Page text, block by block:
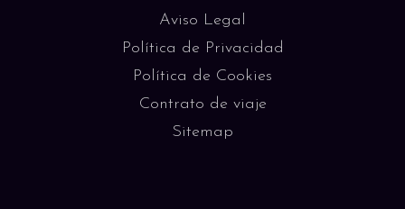
Aviso Legal
Política de Privacidad
Política de Cookies
Contrato de viaje
Sitemap